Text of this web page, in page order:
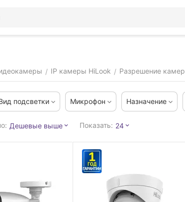
/ IP камеры HiLook / Разрешение камер
подсветки Микрофон Назначение
Дешевые выше Показать: 24